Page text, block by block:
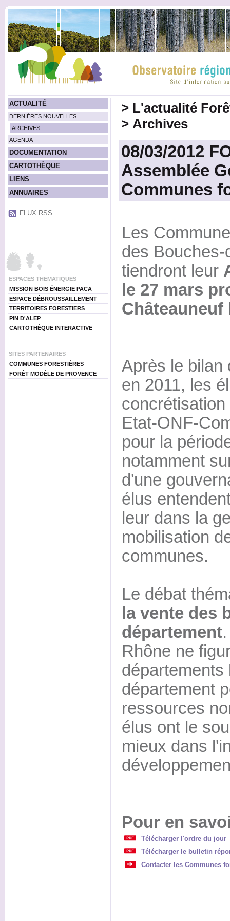
ACTUALITÉ
DERNIÈRES NOUVELLES
ARCHIVES
AGENDA
DOCUMENTATION
CARTOTHÈQUE
LIENS
ANNUAIRES
FLUX RSS
ESPACES THEMATIQUES
MISSION BOIS ÉNERGIE PACA
ESPACE DÉBROUSSAILLEMENT
TERRITOIRES FORESTIERS
PIN D'ALEP
CARTOTHÈQUE INTERACTIVE
SITES PARTENAIRES
COMMUNES FORESTIÈRES
FORÊT MODÈLE DE PROVENCE
> L'actualité
> Archives
08/03/2012
Assemblée
Communes
Les
des Bouches-
tiendront leur
le 27 mars
Châteauneuf
Après le bilan
en 2011, les
Etat-ONF-
pour la
notamment
d'une
élus
leur dans la
mobilisation
communes.
Le débat
la vente des
département
Rhône ne
département
ressources
élus ont le
mieux dans
Pour en
Télécharger l'ordre du jour
Télécharger le bulletin
Contacter les Communes